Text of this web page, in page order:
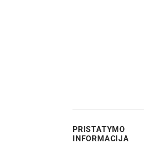
PRISTATYMO
INFORMACIJA